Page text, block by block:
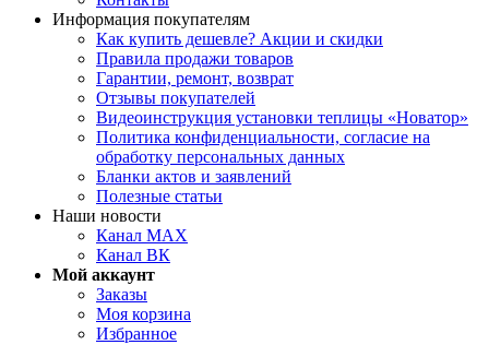
Информация покупателям
Как купить дешевле? Акции и скидки
Правила продажи товаров
Гарантии, ремонт, возврат
Отзывы покупателей
Видеоинструкция установки теплицы «Новатор»
Политика конфиденциальности, согласие на
обработку персональных данных
Бланки актов и заявлений
Полезные статьи
Наши новости
Канал MAX
Канал ВК
Мой аккаунт
Заказы
Моя корзина
Избранное